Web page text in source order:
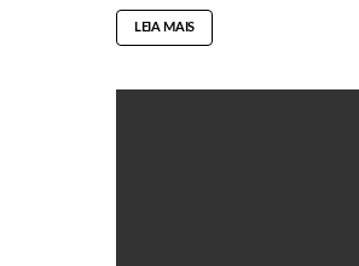
LEIA MAIS